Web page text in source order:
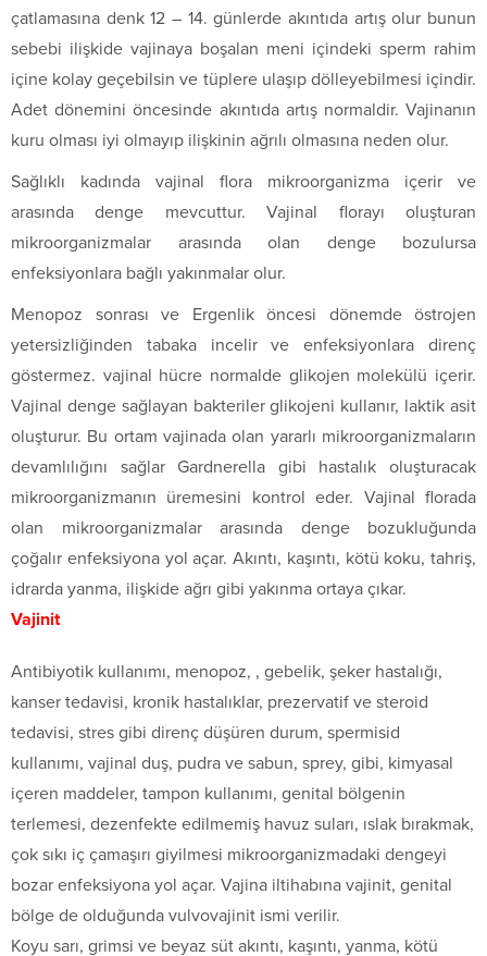
çatlamasına denk 12 – 14. günlerde akıntıda artış olur bunun
sebebi ilişkide vajinaya boşalan meni içindeki sperm rahim
içine kolay geçebilsin ve tüplere ulaşıp dölleyebilmesi içindir.
Adet dönemini öncesinde akıntıda artış normaldir. Vajinanın
kuru olması iyi olmayıp ilişkinin ağrılı olmasına neden olur.
Sağlıklı kadında vajinal flora mikroorganizma içerir ve
arasında denge mevcuttur. Vajinal florayı oluşturan
mikroorganizmalar arasında olan denge bozulursa
enfeksiyonlara bağlı yakınmalar olur.
Menopoz sonrası ve Ergenlik öncesi dönemde östrojen
yetersizliğinden tabaka incelir ve enfeksiyonlara direnç
göstermez. vajinal hücre normalde glikojen molekülü içerir.
Vajinal denge sağlayan bakteriler glikojeni kullanır, laktik asit
oluşturur. Bu ortam vajinada olan yararlı mikroorganizmaların
devamlılığını sağlar Gardnerella gibi hastalık oluşturacak
mikroorganizmanın üremesini kontrol eder. Vajinal florada
olan mikroorganizmalar arasında denge bozukluğunda
çoğalır enfeksiyona yol açar. Akıntı, kaşıntı, kötü koku, tahriş,
idrarda yanma, ilişkide ağrı gibi yakınma ortaya çıkar.
Vajinit
Antibiyotik kullanımı, menopoz, , gebelik, şeker hastalığı,
kanser tedavisi, kronik hastalıklar, prezervatif ve steroid
tedavisi, stres gibi direnç düşüren durum, spermisid
kullanımı, vajinal duş, pudra ve sabun, sprey, gibi, kimyasal
içeren maddeler, tampon kullanımı, genital bölgenin
terlemesi, dezenfekte edilmemiş havuz suları, ıslak bırakmak,
çok sıkı iç çamaşırı giyilmesi mikroorganizmadaki dengeyi
bozar enfeksiyona yol açar. Vajina iltihabına vajinit, genital
bölge de olduğunda vulvovajinit ismi verilir.
Koyu sarı, grimsi ve beyaz süt akıntı, kaşıntı, yanma, kötü